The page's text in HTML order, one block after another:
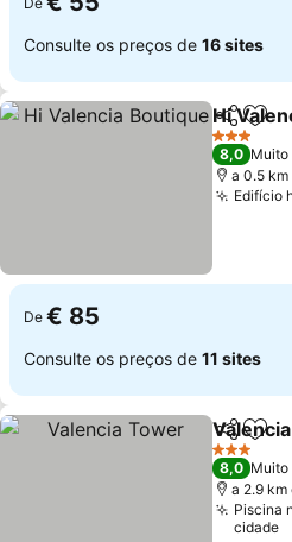
Consulte os preços de 16 sites
Partilhar
Hi
3 Estrelas
8,0 Muito
a 0.5 km
Edifício
De € 85
Consulte os preços de 11 sites
Partilhar
3 Estrelas
8,0 Muito
a 2.9
Piscina
cidade